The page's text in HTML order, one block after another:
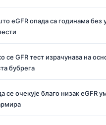
eGFR опада са годинама без
се GFR тест израчунава на
бубрега
се очекује благо низак eGFR